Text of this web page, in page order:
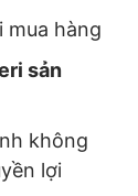
mua hàng
sản
không
lợi